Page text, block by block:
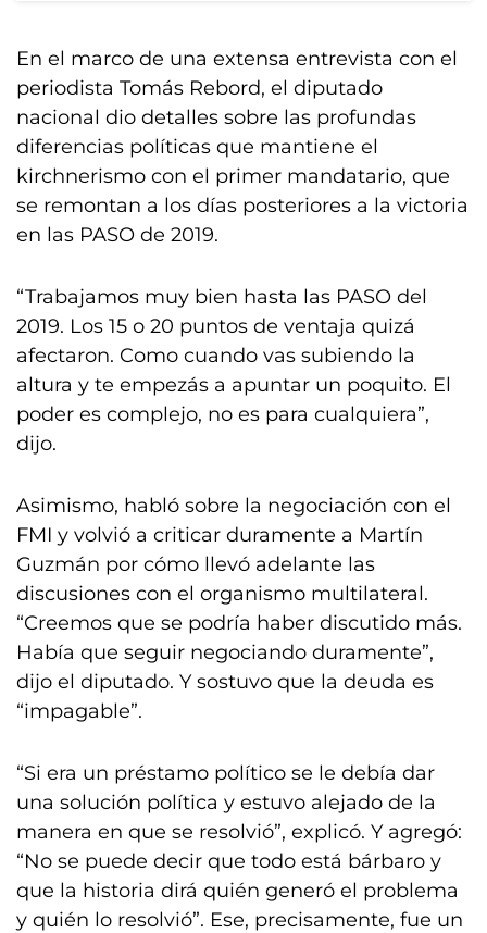
En el marco de una extensa entrevista con el
periodista Tomás Rebord, el diputado
nacional dio detalles sobre las profundas
diferencias políticas que mantiene el
kirchnerismo con el primer mandatario, que
se remontan a los días posteriores a la victoria
en las PASO de 2019.
“Trabajamos muy bien hasta las PASO del
2019. Los 15 o 20 puntos de ventaja quizá
afectaron. Como cuando vas subiendo la
altura y te empezás a apuntar un poquito. El
poder es complejo, no es para cualquiera”,
dijo.
Asimismo, habló sobre la negociación con el
FMI y volvió a criticar duramente a Martín
Guzmán por cómo llevó adelante las
discusiones con el organismo multilateral.
“Creemos que se podría haber discutido más.
Había que seguir negociando duramente”,
dijo el diputado. Y sostuvo que la deuda es
“impagable”.
“Si era un préstamo político se le debía dar
una solución política y estuvo alejado de la
manera en que se resolvió”, explicó. Y agregó:
“No se puede decir que todo está bárbaro y
que la historia dirá quién generó el problema
y quién lo resolvió”. Ese, precisamente, fue un